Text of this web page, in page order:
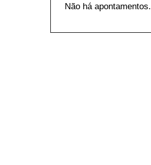
Não há apontamentos.